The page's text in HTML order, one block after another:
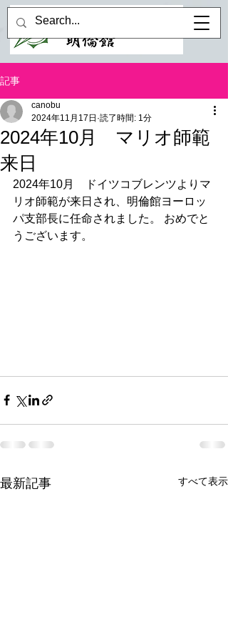
記事
2024年10月 マリオ師範
来日
canobu
2024年11月17日 読了時間: 1分
2024年10月　ドイツコブレンツよりマ
リオ師範が来日され、明倫館ヨーロッ
パ支部長に任命されました。 おめでと
うございます。
最新記事 すべて表示